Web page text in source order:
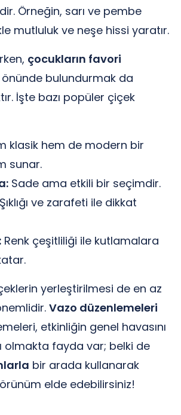
Örneğin, sarı ve pembe
mutluluk ve neşe hissi yaratır.
çocukların favori
bulundurmak da
İşte bazı popüler çiçek
klasik hem de modern bir
sunar.
Sade ama etkili bir seçimdir.
Şıklığı ve zarafeti ile dikkat
Renk çeşitliliği ile kutlamalara
yerleştirilmesi de en az
Vazo düzenlemeleri
etkinliğin genel havasını
olmakta fayda var; belki de
bir arada kullanarak
elde edebilirsiniz!